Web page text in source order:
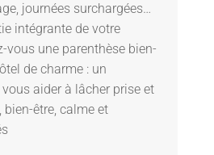
journées surchargées…
intégrante de votre
vous une parenthèse bien-
de charme : un
aider à lâcher prise et
être, calme et